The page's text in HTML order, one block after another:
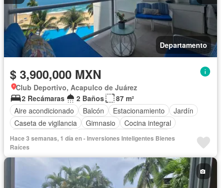
Departamento
$ 3,900,000 MXN
Club Deportivo, Acapulco de Juárez
2 Recámaras
2 Baños
87 m²
Aire acondicionado
Balcón Estacionamiento
Jardín
Caseta de vigilancia
Gimnasio
Cocina integral
Permite mascotas
Completamente amueblado
Hace 3 semanas, 1 día en - Inversiones Inteligentes Bienes
Raíces